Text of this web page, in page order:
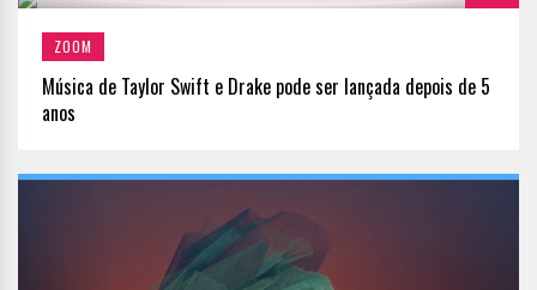
ZOOM
Música de Taylor Swift e Drake pode ser lançada depois de 5
anos